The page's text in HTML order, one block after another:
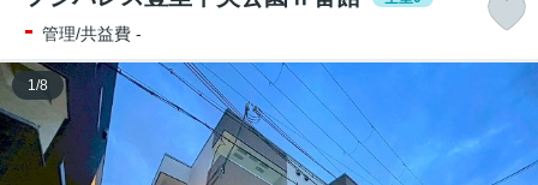
- 管理/共益費 -
1/8